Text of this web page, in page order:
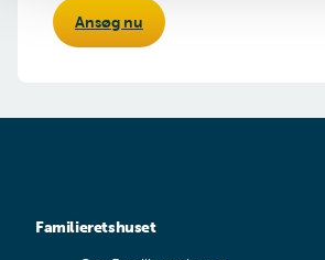
Ansøg nu
Familieretshuset